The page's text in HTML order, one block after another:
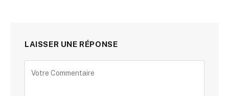
LAISSER UNE RÉPONSE